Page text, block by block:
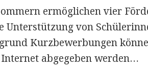
ermöglichen vier
Unterstützung von
Kurzbewerbungen
abgegeben werden…